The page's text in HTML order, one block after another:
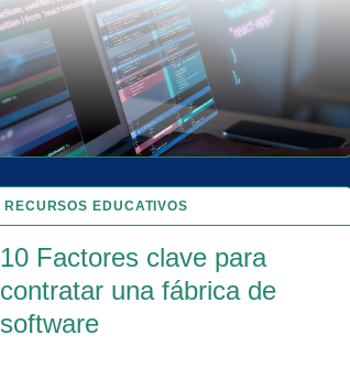
RECURSOS EDUCATIVOS
10 Factores clave para
contratar una fábrica de
software
29 ENE 2025